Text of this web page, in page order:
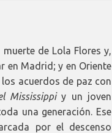
de Lola Flores y,
en Madrid; y en Oriente
acuerdos de paz con
Mississippiy un joven
una generación. Ese
por el descenso